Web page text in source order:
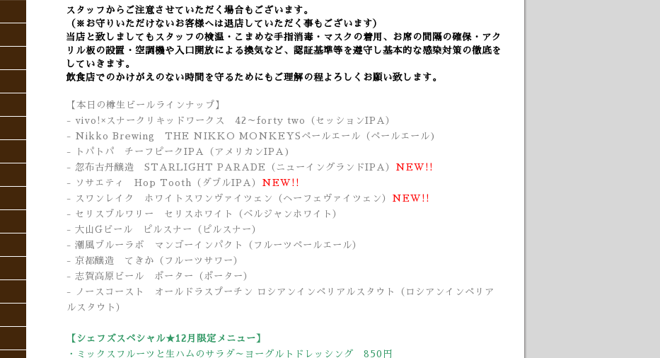
スタッフからご注意させていただく場合もございます。
（※お守りいただけないお客様へは退店していただく事もございます）
当店と致しましてもスタッフの検温・こまめな手指消毒・マスクの着用、 お席の間隔の確保・アク
リル板の設置・空調機や入口開放による換気など、認証基準等を遵守し基本的な感染対策の徹底を
していきます。
飲食店でのかけがえのない時間を守るためにもご理解の程よろしくお願い致します。
【本日の樽生ビールラインナップ】
- vivo!×スナークリキッドワークス 42～forty two（セッションIPA）
- Nikko Brewing THE NIKKO MONKEYSペールエール（ペールエール)
- トパトパ チーフピークIPA
（アメリカンIPA )
- 忽布古丹醸造 STARLIGHT PARADE
（ニューイングランドIPA） NEW!!
- ソサエティ Hop Tooth（ダブルIPA） NEW!!
- スワンレイク ホワイトスワンヴァイツェン（ヘーフェヴァイツェン） NEW!!
- セリスブルワリー セリスホワイト（ベルジャンホワイト）
- 大山Gビール ピルスナー
（ピルスナー）
- 潮風ブルーラボ マンゴーインパクト（フルーツペールエール）
- 京都醸造 てきか （フルーツサワー）
- 志賀高原ビール ポーター（ポーター）
- ノースコースト オールドラスプーチン ロシアンインペリアルスタウト（ロシアンインペリア
ルスタウト）
【シェフズスペシャル★12月限定メニュー】
・ミックスフルーツと生ハムのサラダ～ヨーグルトドレッシング 850円